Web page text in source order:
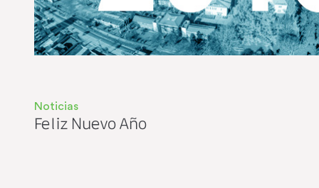
Noticias
Feliz Nuevo Año